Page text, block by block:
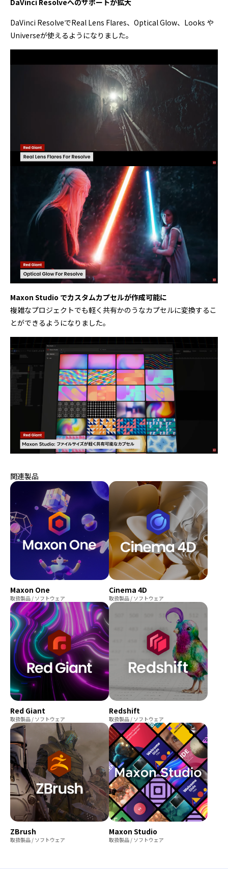
DaVinci ResolveでReal Lens Flares、Optical Glow、Looks や
Universeが使えるようになりました。
Maxon Studio でカスタムカプセルが作成可能に
複雑なプロジェクトでも軽く共有かのうなカプセルに変換するこ
とができるようになりました。
関連製品
Maxon One
取扱製品 / ソフトウェア
Cinema 4D
取扱製品 / ソフトウェア
Red Giant
取扱製品 / ソフトウェア
Redshift
取扱製品 / ソフトウェア
ZBrush
取扱製品 / ソフトウェア
Maxon Studio
取扱製品 / ソフトウェア